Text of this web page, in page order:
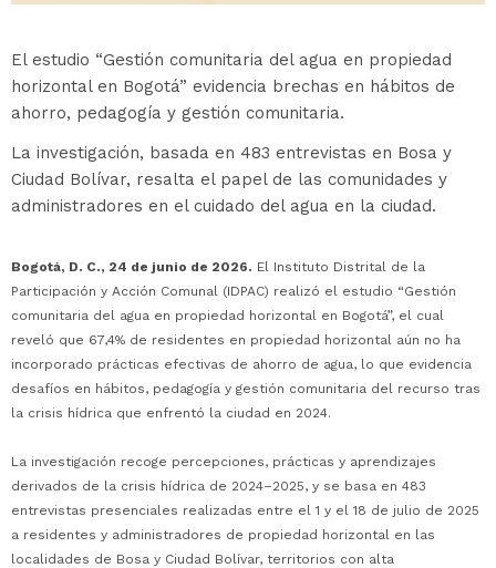
El estudio “Gestión comunitaria del agua en propiedad
horizontal en Bogotá” evidencia brechas en hábitos de
ahorro, pedagogía y gestión comunitaria.
La investigación, basada en 483 entrevistas en Bosa y
Ciudad Bolívar, resalta el papel de las comunidades y
administradores en el cuidado del agua en la ciudad.
Bogotá, D. C., 24 de junio de 2026. El Instituto Distrital de la
Participación y Acción Comunal (IDPAC) realizó el estudio “Gestión
comunitaria del agua en propiedad horizontal en Bogotá”, el cual
reveló que 67,4% de residentes en propiedad horizontal aún no ha
incorporado prácticas efectivas de ahorro de agua, lo que evidencia
desafíos en hábitos, pedagogía y gestión comunitaria del recurso tras
la crisis hídrica que enfrentó la ciudad en 2024.
La investigación recoge percepciones, prácticas y aprendizajes
derivados de la crisis hídrica de 2024–2025, y se basa en 483
entrevistas presenciales realizadas entre el 1 y el 18 de julio de 2025
a residentes y administradores de propiedad horizontal en las
localidades de Bosa y Ciudad Bolívar, territorios con alta